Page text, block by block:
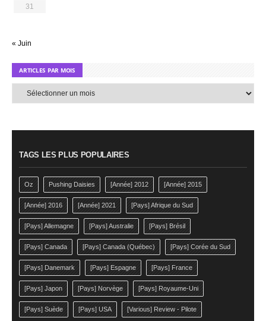
31
« Juin
ARTICLES PAR MOIS
TAGS LES PLUS POPULAIRES
Oz Pushing Daisies [Année] 2012 [Année] 2015
[Année] 2016 [Année] 2021 [Pays] Afrique du Sud
[Pays] Allemagne [Pays] Australie [Pays] Brésil
[Pays] Canada [Pays] Canada (Québec) [Pays] Corée du Sud
[Pays] Danemark [Pays] Espagne [Pays] France
[Pays] Japon [Pays] Norvège [Pays] Royaume-Uni
[Pays] Suède [Pays] USA [Various] Review - Pilote